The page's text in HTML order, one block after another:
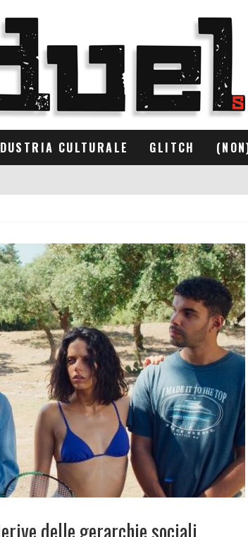
CULTURALE GLITCH
delle gerarchie sociali